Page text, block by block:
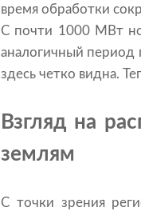
время обработки
С почти 1000 МВт
аналогичный период
здесь четко видна.
Взгляд на
землям
С точки зрения